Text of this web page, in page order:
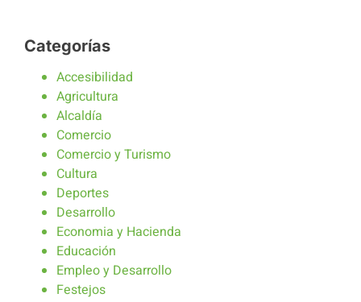
Categorías
Accesibilidad
Agricultura
Alcaldía
Comercio
Comercio y Turismo
Cultura
Deportes
Desarrollo
Economia y Hacienda
Educación
Empleo y Desarrollo
Festejos